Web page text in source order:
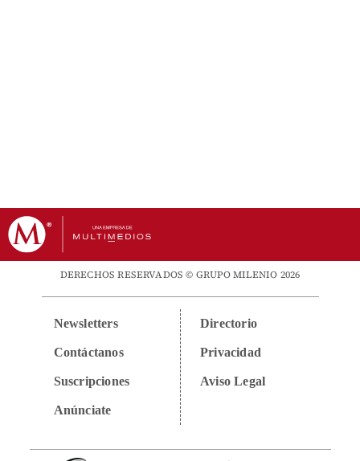
DERECHOS RESERVADOS © GRUPO MILENIO 2026
Newsletters
Contáctanos
Suscripciones
Anúnciate
Directorio
Privacidad
Aviso Legal